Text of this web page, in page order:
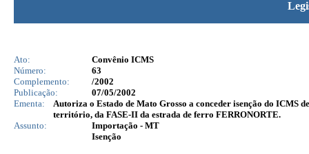
Ato:
Convênio ICMS
Número:
63
Complemento:
/2002
Publicação:
07/05/2002
Ementa:
Autoriza o Estado de Mato Grosso a conceder isenção do ICMS
território, da FASE-II da estrada de ferro FERRONORTE.
Assunto:
Importação - MT
Isenção